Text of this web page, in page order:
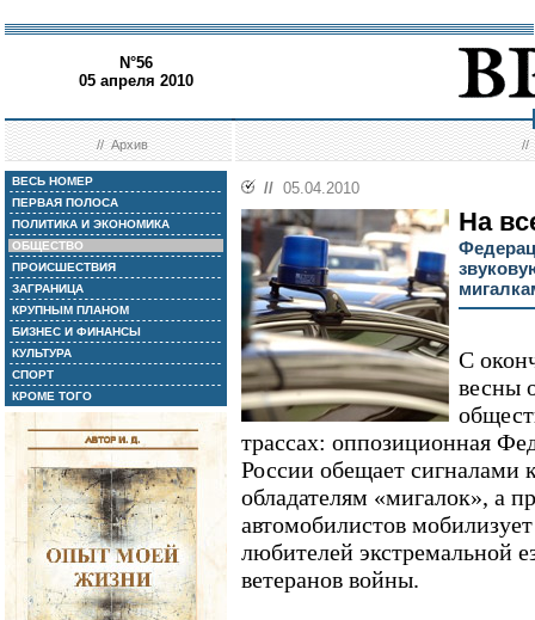
N°56
05 апреля 2010
//Архив //
ВЕСЬ НОМЕР
ПЕРВАЯ ПОЛОСА
ПОЛИТИКА И ЭКОНОМИКА
ОБЩЕСТВО
ПРОИСШЕСТВИЯ
ЗАГРАНИЦА
КРУПНЫМ ПЛАНОМ
БИЗНЕС И ФИНАНСЫ
КУЛЬТУРА
СПОРТ
КРОМЕ ТОГО
// 05.04.2010
На
С
весны
трассах: оппозиционная
России обещает сигналами
обладателям «мигалок», а
автомобилистов
любителей экстремальной
ветеранов войны.